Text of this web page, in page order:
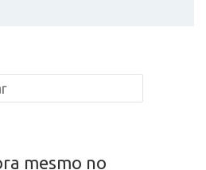
mesmo no